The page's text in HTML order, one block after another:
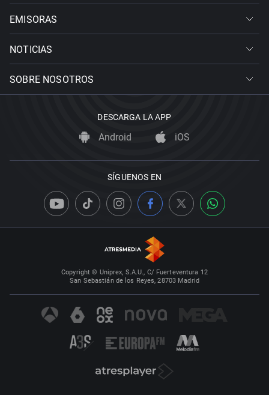
EMISORAS
NOTICIAS
SOBRE NOSOTROS
DESCARGA LA APP
Android iOS
SÍGUENOS EN
Copyright © Uniprex, S.A.U., C/ Fuerteventura 12
San Sebastián de los Reyes, 28703 Madrid